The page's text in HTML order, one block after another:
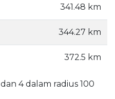
341.48 km
344.27 km
372.5 km
dan 4 dalam radius 100